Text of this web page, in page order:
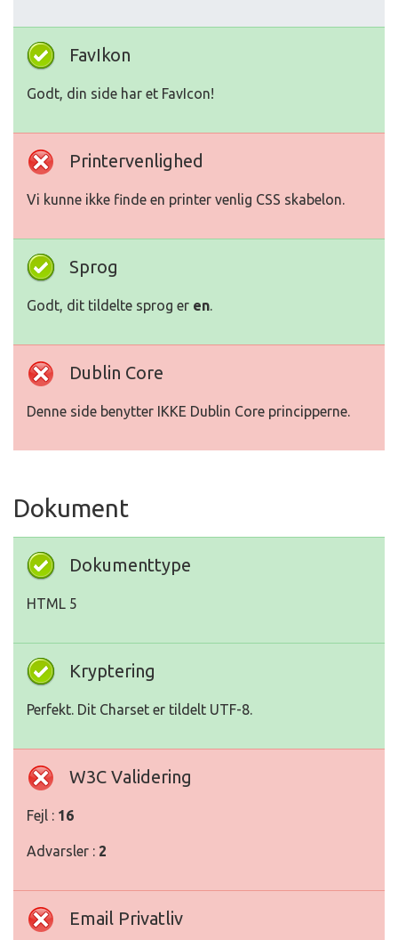
FavIkon
Godt, din side har et FavIcon!
Printervenlighed
Vi kunne ikke finde en printer venlig CSS skabelon.
Sprog
Godt, dit tildelte sprog er en.
Dublin Core
Denne side benytter IKKE Dublin Core principperne.
Dokument
Dokumenttype
HTML 5
Kryptering
Perfekt. Dit Charset er tildelt UTF-8.
W3C Validering
Fejl : 16
Advarsler : 2
Email Privatliv